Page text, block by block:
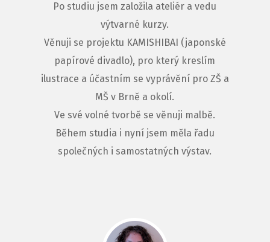
Po studiu jsem založila ateliér a vedu
výtvarné kurzy.
Věnuji se projektu KAMISHIBAI (japonské
papírové divadlo), pro který kreslím
ilustrace a účastním se vyprávění pro ZŠ a
MŠ v Brně a okolí.
Ve své volné tvorbě se věnuji malbě.
Během studia i nyní jsem měla řadu
společných i samostatných výstav.